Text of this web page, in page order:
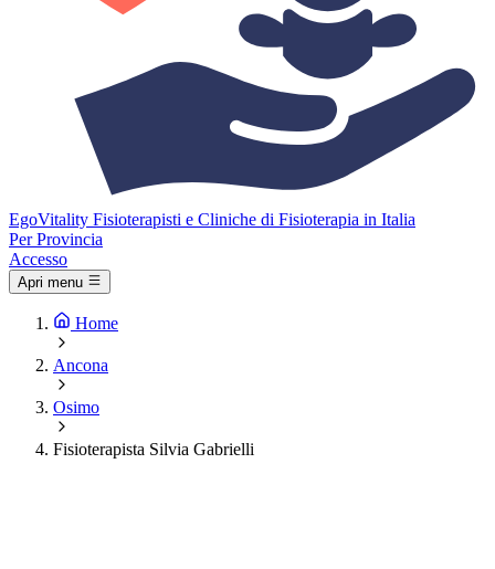
EgoVitality Fisioterapisti e Cliniche di Fisioterapia in Italia
Per Provincia
Accesso
Apri menu
Home
Ancona
Osimo
Fisioterapista Silvia Gabrielli